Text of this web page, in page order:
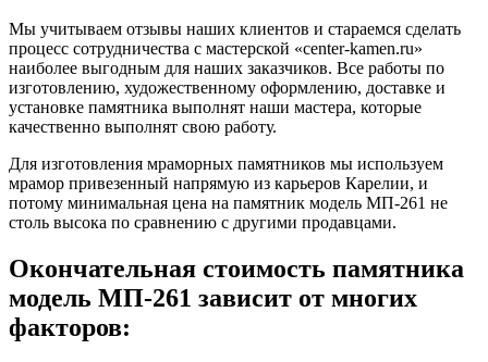
Мы учитываем отзывы наших клиентов и стараемся сделать
процесс сотрудничества с мастерской «center-kamen.ru»
наиболее выгодным для наших заказчиков. Все работы по
изготовлению, художественному оформлению, доставке и
установке памятника выполнят наши мастера, которые
качественно выполнят свою работу.
Для изготовления мраморных памятников мы используем
мрамор привезенный напрямую из карьеров Карелии, и
потому минимальная цена на памятник модель МП-261 не
столь высока по сравнению с другими продавцами.
Окончательная стоимость памятника
модель МП-261 зависит от многих
факторов: